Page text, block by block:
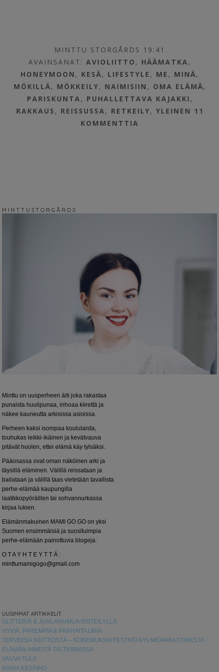
MINTTU STORGÅRDS 19:41
AVAINSANAT:AVIOLIITTO , HÄÄMATKA,
HONEYMOON , KESÄ, LIFESTYLE , ME , MINÄ,
MÖKILLÄ, MÖKKEILY, NAIMISIIN , OMA ELÄMÄ,
PARISKUNTA, PUHALLETTAVA KAJAKKI ,
RAKKAUS , REISSUSSA, RETKEILY, YLEINEN 11
KOMMENTTIA
M I N T T U S T O R G Å R D S
Minttu on uusperheen äiti joka rakastaa
punaista huulipunaa, inhoaa kiirettä ja
näkee kauneutta arkisissa asioissa.
Perheen kaksi isompaa koululaista,
touhukas leikki-ikäinen ja kevätvauva
pitävät huolen, ettei elämä käy tylsäksi.
Pääosassa ovat oman näköinen arki ja
täysillä eläminen. Välillä reissataan ja
bailataan ja välillä taas vietetään tavallista
perhe-elämää kaupungilla
laatikkopyöräillen tai sohvannurkassa
kirjaa lukien.
Elämänmakuinen MAMI GO GO on yksi
Suomen ensimmäisiä ja suosituimpia
perhe-elämään painottuvia blogeja.
O T A Y H T E Y T T Ä :
minttumamigogo@gmail.com
UUSIMMAT ARTIKKELIT
GLITTERIÄ & JUHLAHUMUA RISTEILYLLÄ
HYVIÄ, PAREMPIA & PARHAITA UNIA
TERVEISIÄ KEITTIÖSTÄ – KOKEMUKSIA FESTIVO KYLMIÖPAKASTIMESTA
ELÄMÄN IHMEITÄ TALTIOIMASSA
VAUVA TULI!
IHANA KESÄIHO